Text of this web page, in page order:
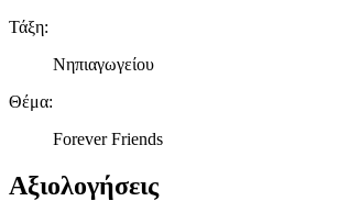
Τάξη:
Νηπιαγωγείου
Θέμα:
Forever Friends
Αξιολογήσεις